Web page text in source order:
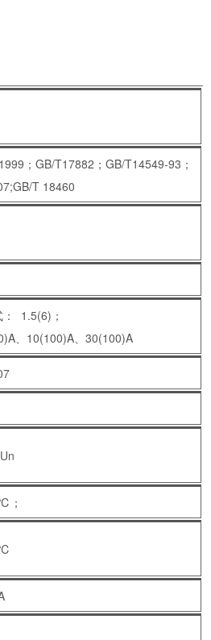
；GB/T17882；GB/T14549-93；
T 18460
1.5(6)；
、10(100)A、30(100)A
；